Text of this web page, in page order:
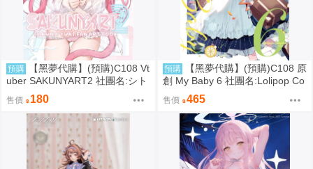
預購
【黑夢代購】(預購)C108 Vt
uber SAKUNYART2 社團名:シト
ロン庭園 繪師:おこしろ
售價 180
預購
【黑夢代購】(預購)C108 原
創 My Baby 6 社團名:Lolipop Co
mplete繪師:胡麻乃りお
售價 465